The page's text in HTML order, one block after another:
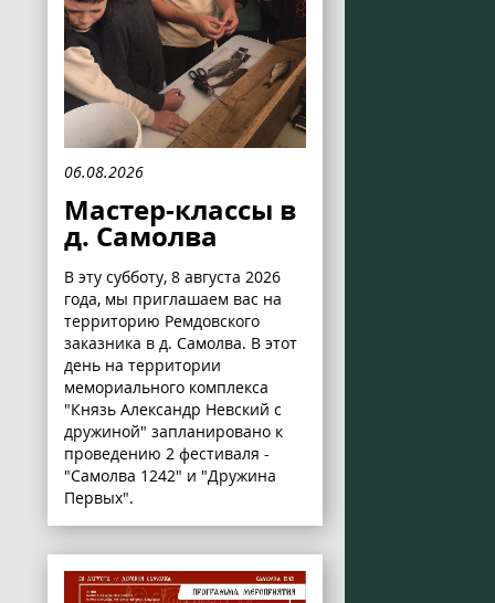
06.08.2026
Мастер-классы в
д. Самолва
В эту субботу, 8 августа 2026
года, мы приглашаем вас на
территорию Ремдовского
заказника в д. Самолва. В этот
день на территории
мемориального комплекса
"Князь Александр Невский с
дружиной" запланировано к
проведению 2 фестиваля -
"Самолва 1242" и "Дружина
Первых".